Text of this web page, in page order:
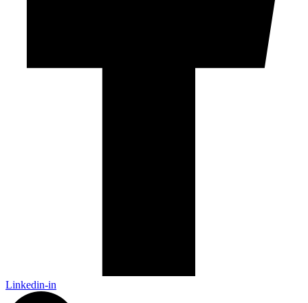
Linkedin-in